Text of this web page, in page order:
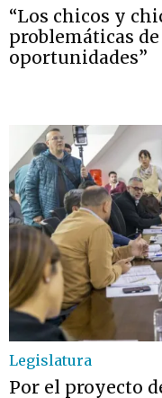
“Los chicos y
problemáticas
oportunidades”
Legislatura
Por el proyecto